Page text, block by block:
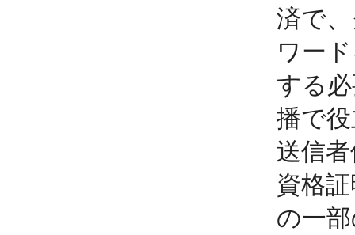
済で
ワー
する
播で
送信
資格
の一